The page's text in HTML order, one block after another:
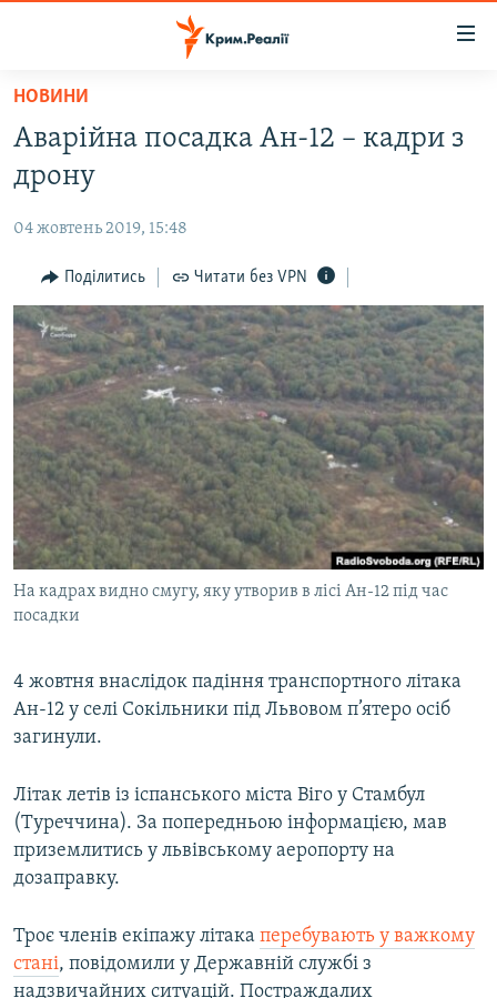
Перейти
основного
матеріалу
Перейти
до
навігації
Перейти
до
пошуку
ВОДА.КРИМ
ВІДЕО ТА ФОТО
ПОЛІТИКА
БЛОГИ
ПОГЛЯД
ІНТЕРВ'Ю
ВСЕ ЗА ДЕНЬ
СПЕЦПРОЕКТИ
ДЕПОРТАЦІЯ
ВІДЕОУРОКИ «ELIFBE»
СВІДЧЕННЯ ОКУПАЦІЇ
УКРАЇНСЬКА ПРОБЛЕМА КРИМУ
ЯК ОБІЙТИ БЛОКУВАННЯ
Русский
Qırımtatar
Усі сайти RFE/RL
НОВИНИ
Аварійна посадка Ан-12 – кадри з
дрону
04 жовтень 2019, 15:48
Поділитись Читати без VPN
На кадрах видно смугу, яку утворив в лісі Ан-12 під час
посадки
4 жовтня внаслідок падіння транспортного літака
Ан-12 у селі Сокільники під Львовом п’ятеро осіб
загинули.
Літак летів із іспанського міста Віго у Стамбул
(Туреччина). За попередньою інформацією, мав
приземлитись у львівському аеропорту на
дозаправку.
Троє членів екіпажу літака перебувають у важкому
стані, повідомили у Державній службі з
надзвичайних ситуацій. Постраждалих